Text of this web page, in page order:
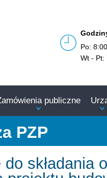
Po:
Wt - Pt:
publiczne
PZP
składania